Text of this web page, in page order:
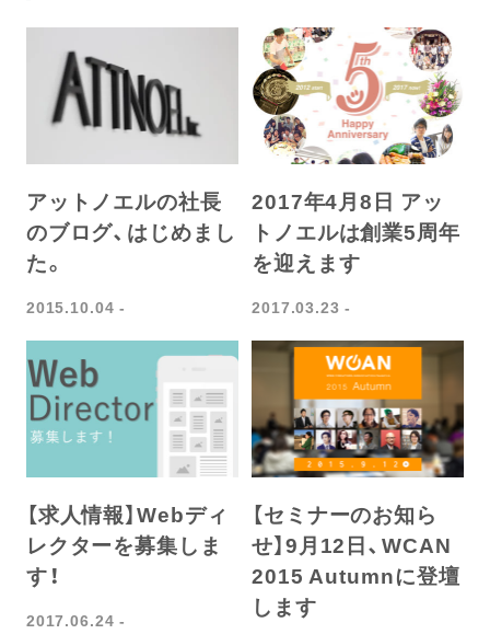
アットノエルの社長
のブログ、はじめまし
た。
2015.10.04
2017年4月8日 アッ
トノエルは創業5周年
を迎えます
2017.03.23
【求人情報】Webディ
レクターを募集しま
す！
2017.06.24
【セミナーのお知ら
せ】9月12日、WCAN
2015 Autumnに登壇
します